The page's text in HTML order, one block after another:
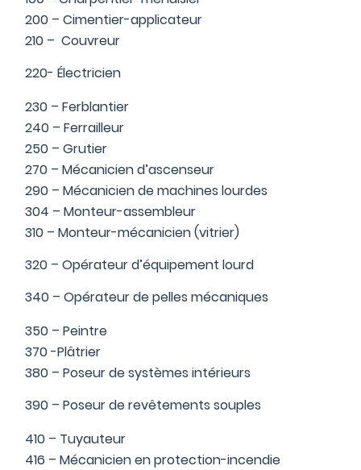
200 – Cimentier-applicateur
210 – Couvreur
220- Électricien
230 – Ferblantier
240 – Ferrailleur
250 – Grutier
270 – Mécanicien d’ascenseur
290 – Mécanicien de machines lourdes
304 – Monteur-assembleur
310 – Monteur-mécanicien (vitrier)
320 – Opérateur d’équipement lourd
340 – Opérateur de pelles mécaniques
350 – Peintre
370 -Plâtrier
380 – Poseur de systèmes intérieurs
390 – Poseur de revêtements souples
410 – Tuyauteur
416 – Mécanicien en protection-incendie